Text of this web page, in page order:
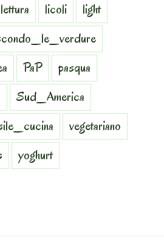
lettura licoli
light
PaP
pasqua
Sud_America
vegetariano
yoghurt